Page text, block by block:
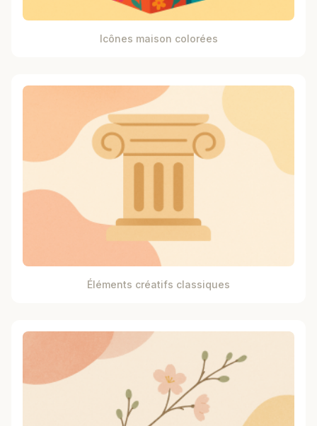
Icônes maison colorées
Éléments créatifs classiques